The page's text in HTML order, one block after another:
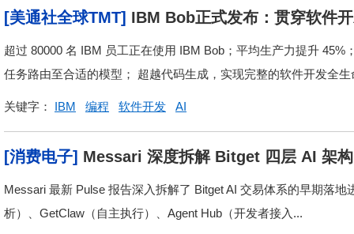
[美通社全球TMT] IBM Bob正式发布：贯穿软件
向生产就绪软件
超过 80000 名 IBM 员工正在使用 IBM Bob；平均生产力提升
任务路由至合适的模型； 超越代码生成，实现完整的软件开发全
关键字： IBM 编程 软件开发 AI
[消费电子] Messari 深度拆解 Bitget 四层 AI 架
Messari 最新 Pulse 报告深入拆解了 Bitget AI 交易体系的早期落
析）、GetClaw（自主执行）、Agent Hub（开发者接入...